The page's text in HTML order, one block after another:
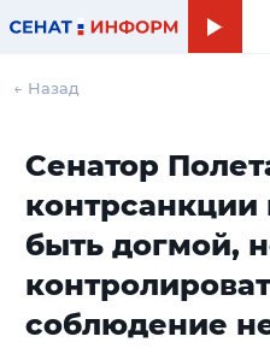
← Назад
Сенатор
быть догмой,
соблюдение